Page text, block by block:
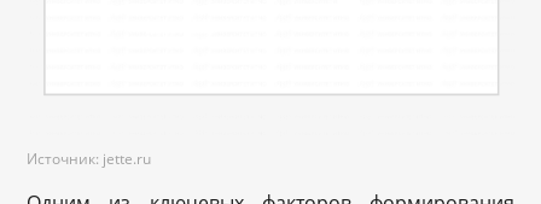
Источник: jette.ru